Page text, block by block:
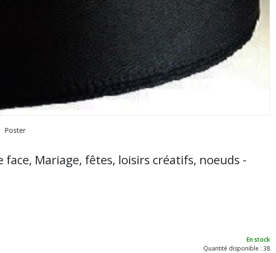
Poster
face, Mariage, fêtes, loisirs créatifs, noeuds -
En stock
Quantité disponible : 38